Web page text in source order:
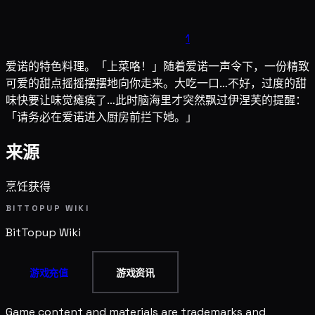
1
爱诺的特色料理。「上菜咯！」随着爱诺一声令下，一份精致
可爱的甜点摇摇摆摆地向你走来。大吃一口…不好，过度的甜
味快要让味觉瘫痪了…此时脑海里才突然飘过伊涅芙的提醒：
「请务必在爱诺进入厨房前拦下她。」
来源
烹饪获得
BITTOPUP WIKI
BitTopup Wiki
游戏充值 游戏资讯
Game content and materials are trademarks and